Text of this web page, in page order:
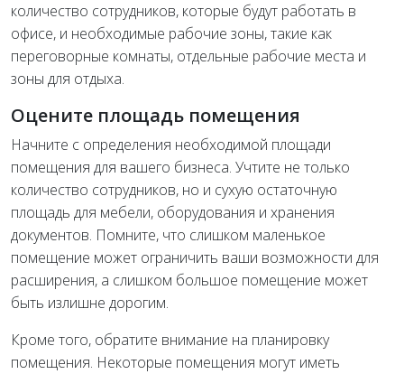
количество сотрудников, которые будут работать в
офисе, и необходимые рабочие зоны, такие как
переговорные комнаты, отдельные рабочие места и
зоны для отдыха.
Оцените площадь помещения
Начните с определения необходимой площади
помещения для вашего бизнеса. Учтите не только
количество сотрудников, но и сухую остаточную
площадь для мебели, оборудования и хранения
документов. Помните, что слишком маленькое
помещение может ограничить ваши возможности для
расширения, а слишком большое помещение может
быть излишне дорогим.
Кроме того, обратите внимание на планировку
помещения. Некоторые помещения могут иметь